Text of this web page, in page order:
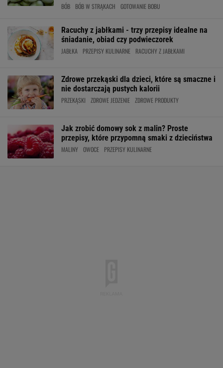
BÓB BÓB W STRĄKACH GOTOWANIE BOBU
Racuchy z jabłkami - trzy przepisy idealne na
śniadanie, obiad czy podwieczorek
JABŁKA PRZEPISY KULINARNE RACUCHY Z JABŁKAMI
Zdrowe przekąski dla dzieci, które są smaczne i
nie dostarczają pustych kalorii
PRZEKĄSKI ZDROWE JEDZENIE ZDROWE PRODUKTY
Jak zrobić domowy sok z malin? Proste
przepisy, które przypomną smaki z dzieciństwa
MALINY OWOCE PRZEPISY KULINARNE